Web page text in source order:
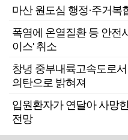
마산 원도심 행정·주거복
폭염에 온열질환 등 안전
이스' 취소
창녕 중부내륙고속도로
의탄으로 밝혀져
입원환자가 연달아 사망
전망